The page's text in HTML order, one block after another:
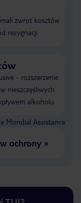
zwrot kosztów
rezygnacji
- rozszerzenie
nieszczęśliwych
alkoholu
Mondial Assistance
ochrony»